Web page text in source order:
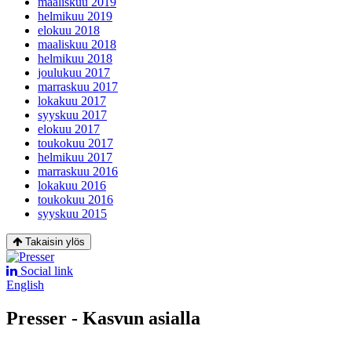
helmikuu 2019
elokuu 2018
maaliskuu 2018
helmikuu 2018
joulukuu 2017
marraskuu 2017
lokakuu 2017
syyskuu 2017
elokuu 2017
toukokuu 2017
helmikuu 2017
marraskuu 2016
lokakuu 2016
toukokuu 2016
syyskuu 2015
Takaisin ylös
Social link
English
Presser - Kasvun asialla